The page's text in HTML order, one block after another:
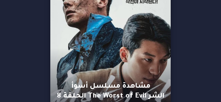
مشاهدة مسلسل أسوأ
الشر The Worst of Evil الحلقة 8